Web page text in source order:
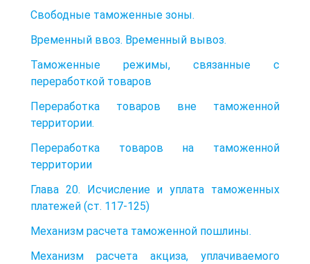
Свободные таможенные зоны.
Временный ввоз. Временный вывоз.
Таможенные режимы, связанные с
переработкой товаров
Переработка товаров вне таможенной
территории.
Переработка товаров на таможенной
территории
Глава 20. Исчисление и уплата таможенных
платежей (ст. 117-125)
Механизм расчета таможенной пошлины.
Механизм расчета акциза, уплачиваемого